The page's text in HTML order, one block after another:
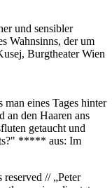
und sensibler
Wahnsinns, der um
Burgtheater Wien
man eines Tages hinter
an den Haaren ans
getaucht und
***** aus: Im
// „Peter